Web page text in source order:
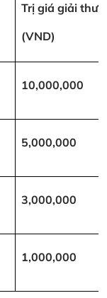
Trị giá giải
(VND)
10,000,000
5,000,000
3,000,000
1,000,000